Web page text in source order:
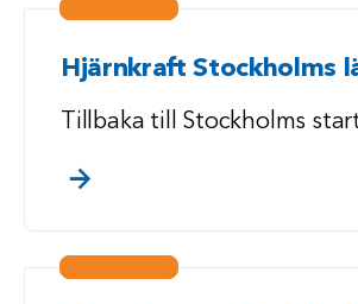
Hjärnkraft Stockholms
Tillbaka till Stockholms
. klicka/touch för att läsa mer